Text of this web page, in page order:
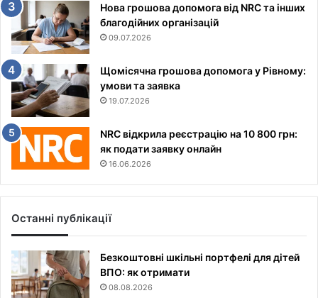
Нова грошова допомога від NRC та інших
благодійних організацій
09.07.2026
Щомісячна грошова допомога у Рівному:
умови та заявка
19.07.2026
NRC відкрила реєстрацію на 10 800 грн:
як подати заявку онлайн
16.06.2026
Останні публікації
Безкоштовні шкільні портфелі для дітей
ВПО: як отримати
08.08.2026